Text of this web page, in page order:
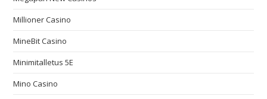
Millioner Casino
MineBit Casino
Minimitalletus 5E
Mino Casino